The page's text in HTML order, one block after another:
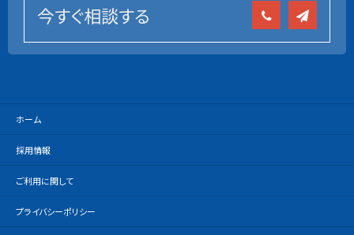
今すぐ相談する
ホーム
採用情報
ご利用に関して
プライバシーポリシー